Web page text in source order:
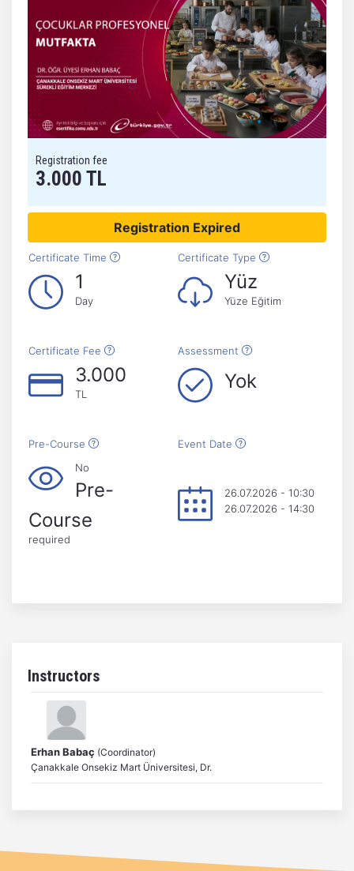
Registration fee
3.000 TL
Registration Expired
Certificate Time Certificate Type
1
Day
Yüz
Yüze Eğitim
Certificate Fee Assessment
3.000
TL
Yok
Pre-Course
Event Date
No
Pre-
Course
required
26.07.2026 - 10:30
26.07.2026 - 14:30
Instructors
Erhan Babaç (Coordinator)
Çanakkale Onsekiz Mart Üniversitesi, Dr.